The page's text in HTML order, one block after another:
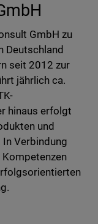
GmbH zu
Deutschland
seit 2012 zur
jährlich ca.
hinaus erfolgt
und
Verbindung